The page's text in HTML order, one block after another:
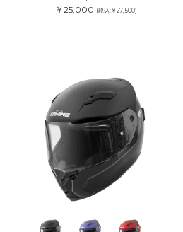
￥25,000 (税込:￥27,500)